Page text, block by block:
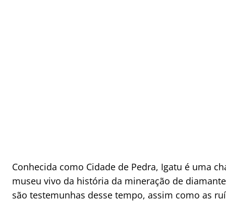
Conhecida como Cidade de Pedra, Igatu é uma
museu vivo da história da mineração de
são testemunhas desse tempo, assim como as